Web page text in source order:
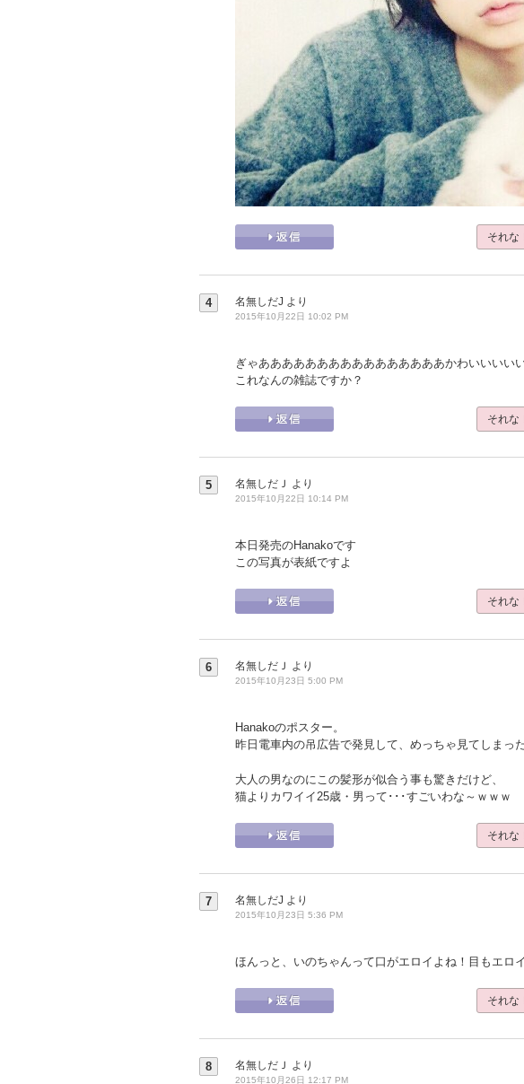
それな
4 名無しだJ より
2015年10月22日 10:02 PM
ぎゃああああああああああああああああかわいいいい
これなんの雑誌ですか？
それな
5 名無しだＪ より
2015年10月22日 10:14 PM
本日発売のHanakoです
この写真が表紙ですよ
それな
6 名無しだＪ より
2015年10月23日 5:00 PM
Hanakoのポスター。
昨日電車内の吊広告で発見して、めっちゃ見てしまった
大人の男なのにこの髪形が似合う事も驚きだけど、
猫よりカワイイ25歳・男って･･･すごいわな～ｗｗｗ
それな
7 名無しだJ より
2015年10月23日 5:36 PM
ほんっと、いのちゃんって口がエロイよね！目もエロ
それな
8 名無しだＪ より
2015年10月26日 12:17 PM